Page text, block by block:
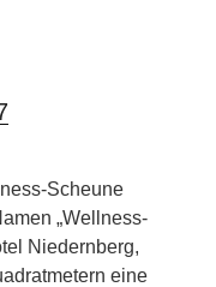
Scheune
„Wellness-
Niedernberg,
eine